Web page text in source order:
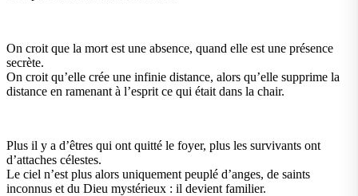
On croit que la mort est une absence, quand elle est une présence
secrète.
On croit qu’elle crée une infinie distance, alors qu’elle supprime la
distance en ramenant à l’esprit ce qui était dans la chair.
Plus il y a d’êtres qui ont quitté le foyer, plus les survivants ont
d’attaches célestes.
Le ciel n’est plus alors uniquement peuplé d’anges, de saints
inconnus et du Dieu mystérieux : il devient familier.